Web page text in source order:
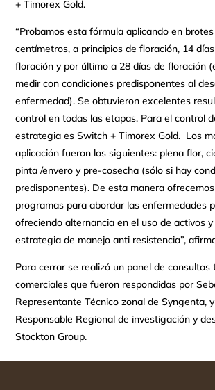
+ Timorex Gold.
“Probamos esta fórmula aplicando en
centímetros, a principios de floración, 14
floración y por último a 28 días de floración
medir con condiciones predisponentes al
enfermedad). Se obtuvieron excelentes
control en todas las etapas. Para el control
estrategia es Switch + Timorex Gold. Los
aplicación fueron los siguientes: plena flor,
pinta /envero y pre-cosecha (sólo si hay
predisponentes). De esta manera
programas para abordar las enfermedades
ofreciendo alternancia en el uso de activos
estrategia de manejo anti resistencia”,
Para cerrar se realizó un panel de consultas
comerciales que fueron respondidas por
Representante Técnico zonal de Syngenta,
Responsable Regional de investigación y
Stockton Group.